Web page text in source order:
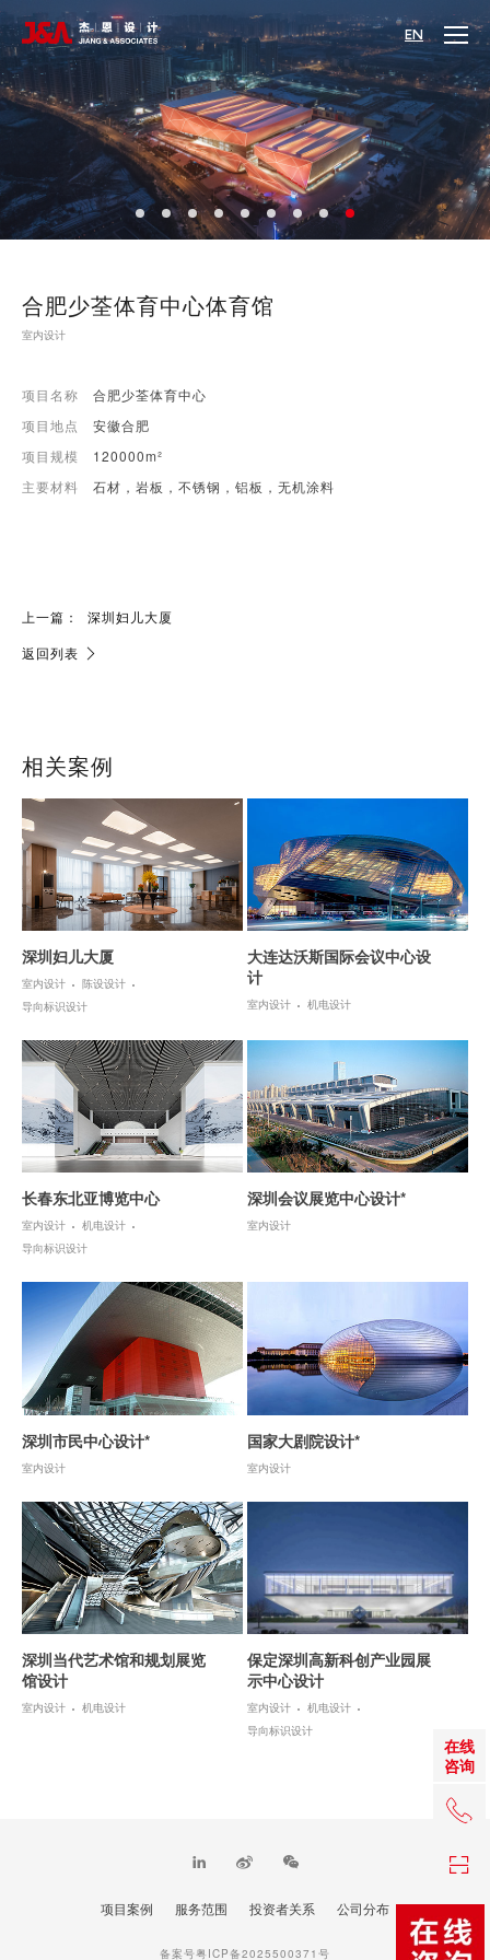
EN
在线
咨询
+86
TOP
合肥少荃体育中心体育馆
室内设计
项目名称
合肥少荃体育中心
项目地点
安徽合肥
项目规模
120000m²
主要材料
石材，岩板，不锈钢，铝板，无机涂料
上一篇：
深圳妇儿大厦
返回列表
相关案例
深圳妇儿大厦
室内设计
陈设设计
导向标识设计
大连达沃斯国际会议中心设
计
室内设计 机电设计
长春东北亚博览中心
室内设计
机电设计
导向标识设计
深圳会议展览中心设计*
室内设计
深圳市民中心设计*
室内设计
国家大剧院设计*
室内设计
深圳当代艺术馆和规划展览
馆设计
室内设计 机电设计
保定深圳高新科创产业园展
示中心设计
室内设计
机电设计
导向标识设计
项目案例 服务范围 投资者关系 公司分布
备案号粤ICP备2025500371号